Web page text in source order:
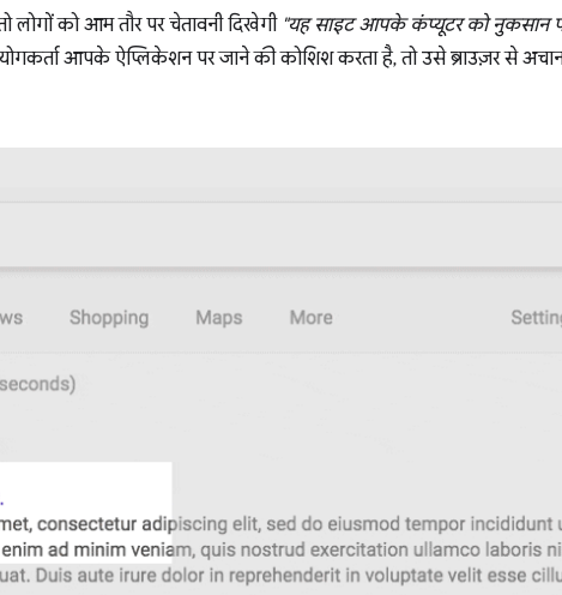
को आम तौर पर चेतावनी दिखेगी "यह साइट आपके कंप्यूटर को नुकसान
आपके ऐप्लिकेशन पर जाने की कोशिश करता है, तो उसे ब्राउज़र से